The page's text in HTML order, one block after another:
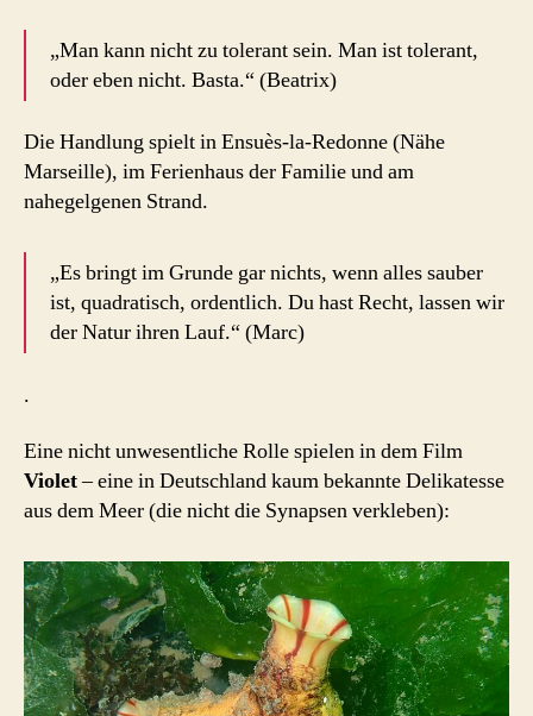
„Man kann nicht zu tolerant sein. Man ist tolerant,
oder eben nicht. Basta.“ (Beatrix)
Die Handlung spielt in Ensuès-la-Redonne (Nähe
Marseille), im Ferienhaus der Familie und am
nahegelgenen Strand.
„Es bringt im Grunde gar nichts, wenn alles sauber
ist, quadratisch, ordentlich. Du hast Recht, lassen wir
der Natur ihren Lauf.“ (Marc)
.
Eine nicht unwesentliche Rolle spielen in dem Film
Violet– eine in Deutschland kaum bekannte Delikatesse
aus dem Meer (die nicht die Synapsen verkleben):